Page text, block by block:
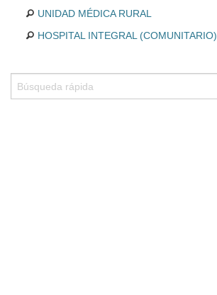
UNIDAD MÉDICA RURAL
HOSPITAL INTEGRAL (COMUNITARIO)